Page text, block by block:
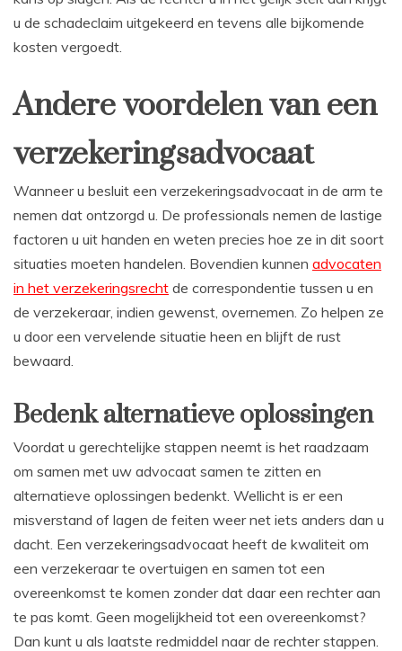
u de schadeclaim uitgekeerd en tevens alle bijkomende
kosten vergoedt.
Andere voordelen van een
verzekeringsadvocaat
Wanneer u besluit een verzekeringsadvocaat in de arm te
nemen dat ontzorgd u. De professionals nemen de lastige
factoren u uit handen en weten precies hoe ze in dit soort
situaties moeten handelen. Bovendien kunnen advocaten
in het verzekeringsrecht de correspondentie tussen u en
de verzekeraar, indien gewenst, overnemen. Zo helpen ze
u door een vervelende situatie heen en blijft de rust
bewaard.
Bedenk alternatieve oplossingen
Voordat u gerechtelijke stappen neemt is het raadzaam
om samen met uw advocaat samen te zitten en
alternatieve oplossingen bedenkt. Wellicht is er een
misverstand of lagen de feiten weer net iets anders dan u
dacht. Een verzekeringsadvocaat heeft de kwaliteit om
een verzekeraar te overtuigen en samen tot een
overeenkomst te komen zonder dat daar een rechter aan
te pas komt. Geen mogelijkheid tot een overeenkomst?
Dan kunt u als laatste redmiddel naar de rechter stappen.